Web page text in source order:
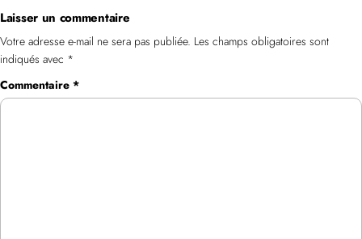
Laisser un commentaire
Votre adresse e-mail ne sera pas publiée. Les champs obligatoires sont
indiqués avec *
Commentaire *